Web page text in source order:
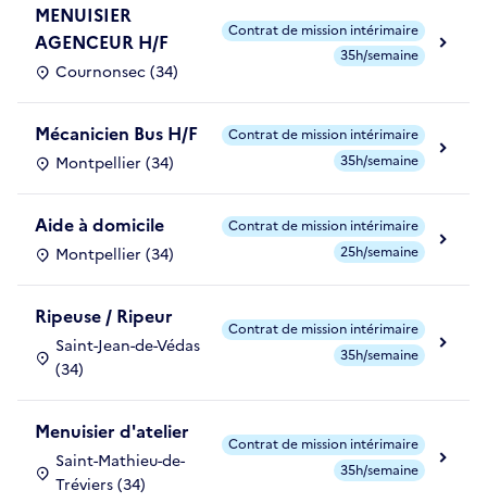
MENUISIER
AGENCEUR H/F
Cournonsec (34)
Contrat de mission intérimaire
35h/semaine
Mécanicien Bus H/F
Montpellier (34)
Contrat de mission intérimaire
35h/semaine
Aide à domicile
Montpellier (34)
Contrat de mission intérimaire
25h/semaine
Ripeuse / Ripeur
Saint-Jean-de-Védas
(34)
Contrat de mission intérimaire
35h/semaine
Menuisier d'atelier
Saint-Mathieu-de-
Tréviers (34)
Contrat de mission intérimaire
35h/semaine